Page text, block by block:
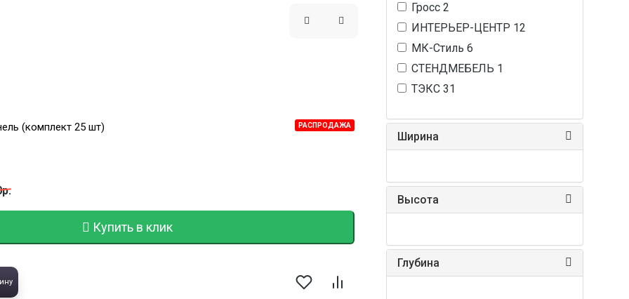
РАСПРОДАЖА
(комплект 25 шт)
Купить в клик
Гросс 2
ИНТЕРЬЕР-ЦЕНТР 12
МК-Стиль 6
СТЕНДМЕБЕЛЬ 1
ТЭКС 31
Ширина
Высота
Глубина